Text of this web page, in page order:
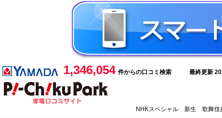
1,346,054 件からの口コミ検索 最終更新
NHKスペシャル 新生 歌舞伎